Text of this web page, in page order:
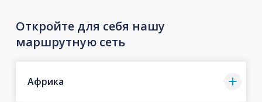
Откройте для себя нашу
маршрутную сеть
Африка